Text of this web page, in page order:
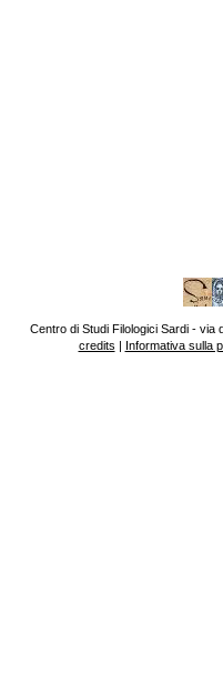
Centro di Studi Filologici Sardi - via
credits | Informativa sulla